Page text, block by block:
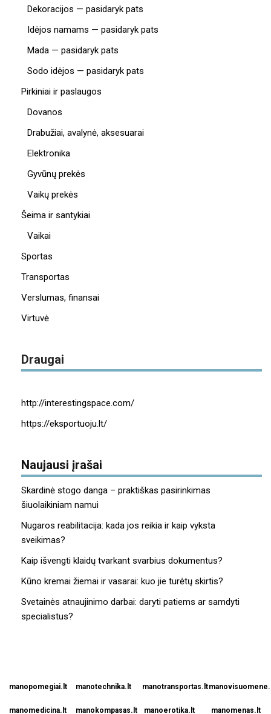
Dekoracijos — pasidaryk pats
Idėjos namams — pasidaryk pats
Mada — pasidaryk pats
Sodo idėjos — pasidaryk pats
Pirkiniai ir paslaugos
Dovanos
Drabužiai, avalynė, aksesuarai
Elektronika
Gyvūnų prekės
Vaikų prekės
Šeima ir santykiai
Vaikai
Sportas
Transportas
Verslumas, finansai
Virtuvė
Draugai
http://interestingspace.com/
https://eksportuoju.lt/
Naujausi įrašai
Skardinė stogo danga – praktiškas pasirinkimas
šiuolaikiniam namui
Nugaros reabilitacija: kada jos reikia ir kaip vyksta
sveikimas?
Kaip išvengti klaidų tvarkant svarbius dokumentus?
Kūno kremai žiemai ir vasarai: kuo jie turėtų skirtis?
Svetainės atnaujinimo darbai: daryti patiems ar samdyti
specialistus?
manopomegiai.lt manotechnika.lt manotransportas.lt
manomedicina.lt manokompasas.lt manoerotika.lt manomenas.lt